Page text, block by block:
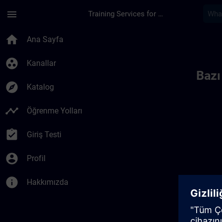
menu Training Services for Digital Industries
home Ana Sayfa
group_work Kanallar
explore Katalog
timeline Öğrenme Yolları
assignment_turned_in Giriş Testi
account_circle Profil
info Hakkımızda